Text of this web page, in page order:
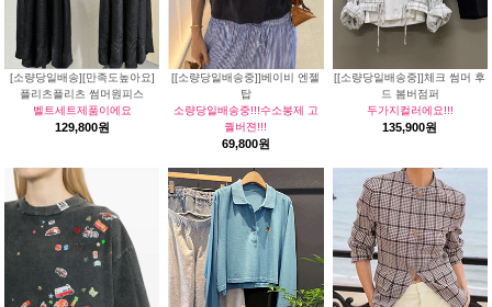
[소량당일배송][만족도높아요]
플리츠플리츠 썸머원피스
벨트세트제품이에요
129,800원
[[소량당일배송중]]베이비 엔젤
탑
소량당일배송중!!!수소봉제 고
퀄버젼!!!
69,800원
[[소량당일배송중]]체크 썸머 후
드 봄버점퍼
두가지컬러에요!!!
135,900원